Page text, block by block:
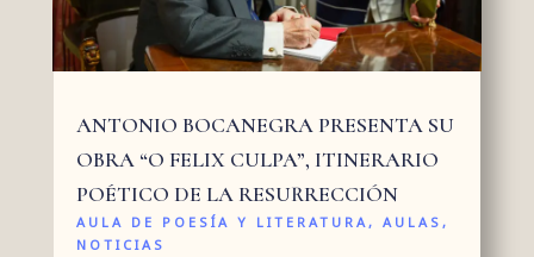
ANTONIO BOCANEGRA PRESENTA SU
OBRA “O FELIX CULPA”, ITINERARIO
POÉTICO DE LA RESURRECCIÓN
AULA DE POESÍA Y LITERATURA, AULAS,
NOTICIAS